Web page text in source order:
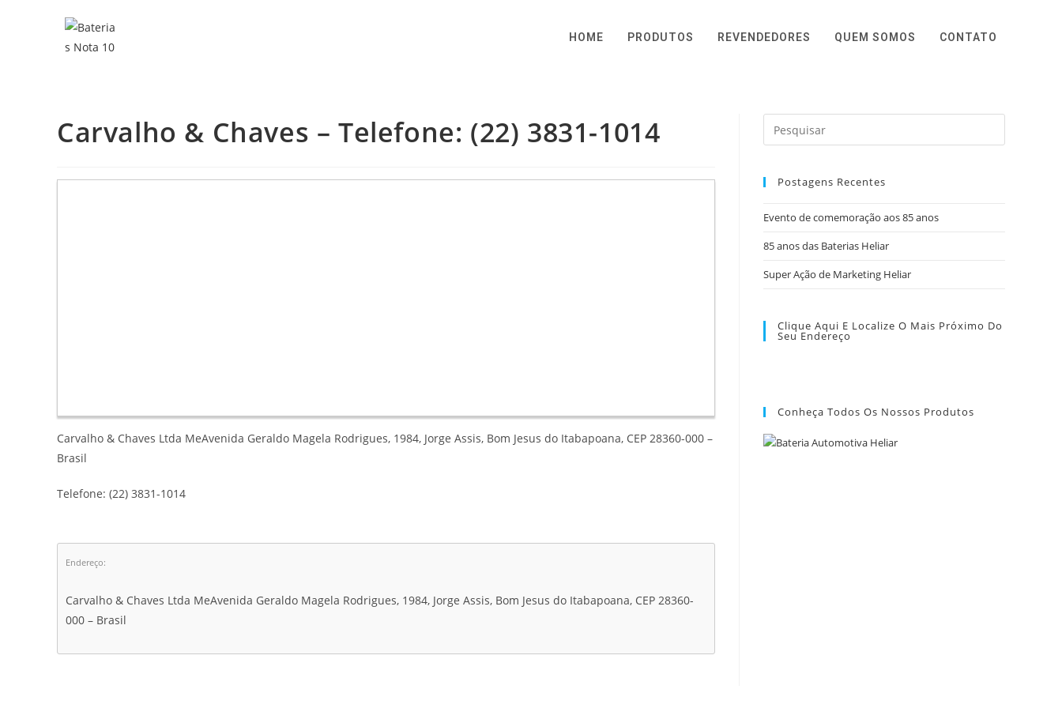
HOME PRODUTOS REVENDEDORES QUEM SOMOS CONTATO
Carvalho & Chaves – Telefone: (22) 3831-1014
Carvalho & Chaves Ltda MeAvenida Geraldo Magela Rodrigues, 1984, Jorge Assis, Bom Jesus do Itabapoana, CEP 28360-000 –
Brasil
Telefone: (22) 3831-1014
Endereço:
Carvalho & Chaves Ltda MeAvenida Geraldo Magela Rodrigues, 1984, Jorge Assis, Bom Jesus do Itabapoana, CEP 28360-
000 – Brasil
Postagens Recentes
Evento de comemoração aos 85 anos
85 anos das Baterias Heliar
Super Ação de Marketing Heliar
Clique Aqui E Localize O Mais Próximo Do
Seu Endereço
Conheça Todos Os Nossos Produtos